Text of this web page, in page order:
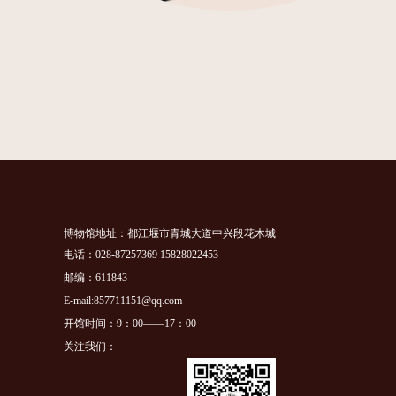
博物馆地址：都江堰市青城大道中兴段花木城
电话：028-87257369 15828022453
邮编：611843
E-mail:857711151@qq.com
开馆时间：9：00——17：00
关注我们：